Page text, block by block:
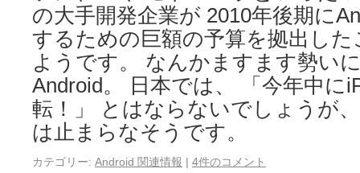
の大手開発企業が 2010年後期に
するための巨額の予算を拠出し
ようです。 なんかますます勢い
Android。 日本では、 「今年中に
転！」 とはならないでしょうが
は止まらなそうです。
カテゴリー: Android 関連情報 | 4件のコメント